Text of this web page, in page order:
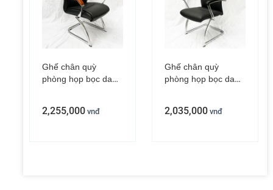
Ghế chân quỳ
phòng họp bọc da
2,255,000 vnđ
Ghế chân quỳ
phòng họp bọc da
2,035,000 vnđ